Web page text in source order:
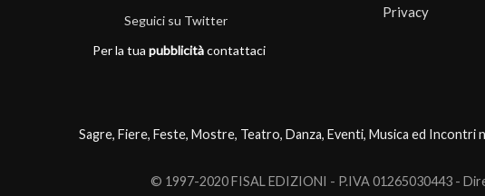
Seguici su Twitter
Per la tua pubblicitàcontattaci
Privacy
Sagre, Fiere, Feste, Mostre, Teatro, Danza, Eventi, Musica ed Incontri
© 1997-2020 FISAL EDIZIONI - P.IVA 01265030443 -